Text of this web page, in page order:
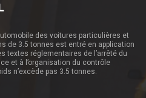
des voitures particulières et
de 3.5 tonnes est entré en application
textes réglementaires de l’arrêté du
et à l’organisation du contrôle
n’excède pas 3.5 tonnes.